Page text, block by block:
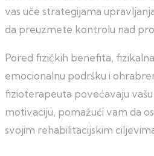
vas uče strategijama
da preuzmete kontrolu nad
Pored fizičkih benefita,
emocionalnu podršku i
fizioterapeuta povećavaju
motivaciju, pomažući vam da
svojim rehabilitacijskim